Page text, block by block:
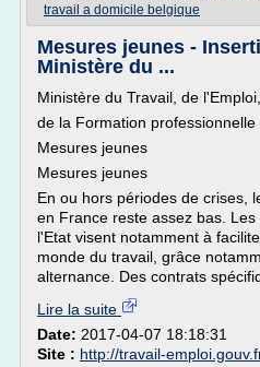
travail a domicile belgique
Mesures jeunes -
Ministère du ...
Ministère du Travail, de l'Emploi,
de la Formation
Mesures jeunes
Mesures jeunes
En ou hors périodes de crises,
en France reste assez bas.
l'Etat visent notamment à
monde du travail, grâce
alternance. Des contrats
Lire la suite
Date: 2017-04-07 18:18:31
Site : http://travail-